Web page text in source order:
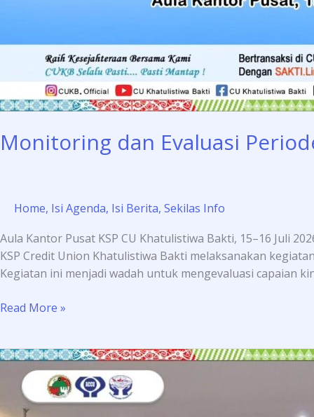
Monitoring dan Evaluasi
Home, Isi Agenda, Isi Berita, Sekilas Info
Aula Kantor Pusat KSP CU Khatulistiwa Bakti, 15–16 Juli
KSP Credit Union Khatulistiwa Bakti melaksanakan
Kegiatan ini menjadi wadah untuk mengevaluasi capaian
Read More »
Pelatihan
Metode
ABCD
Perkuat